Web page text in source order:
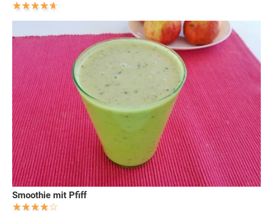
Smoothie mit Pfiff